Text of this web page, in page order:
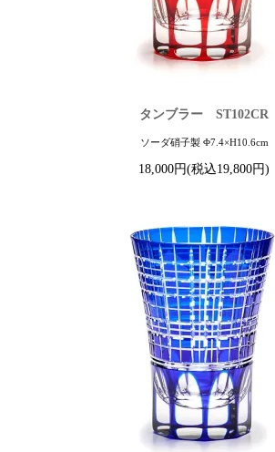
タンブラー ST102CR
ソーダ硝子製 Φ7.4×H10.6cm
18,000円(税込19,800円)